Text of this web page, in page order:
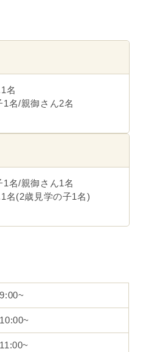
名
名/親御さん2名
名/親御さん1名
名(2歳見学の子1名)
9:00~
10:00~
11:00~